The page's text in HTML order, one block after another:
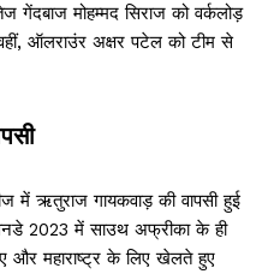
मोहम्मद सिराज को वर्कलोड़
ऑलराउंर अक्षर पटेल को टीम से
में ऋतुराज गायकवाड़ की वापसी हुई
2023 में साउथ अफ्रीका के ही
और महाराष्ट्र के लिए खेलते हुए